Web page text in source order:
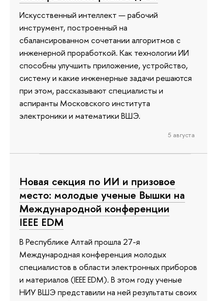
Искусственный интеллект — рабочий
инструмент, построенный на
сбалансированном сочетании алгоритмов с
инженерной проработкой. Как технологии ИИ
способны улучшить приложение, устройство,
систему и какие инженерные задачи решаются
при этом, рассказывают специалисты и
аспиранты Московского института
электроники и математики ВШЭ.
5 августа
Новая секция по ИИ и призовое
место: молодые ученые Вышки на
Международной конференции
IEEE EDM
В Республике Алтай прошла 27-я
Международная конференция молодых
специалистов в области электронных приборов
и материалов (IEEE EDM). В этом году ученые
НИУ ВШЭ представили на ней результаты своих